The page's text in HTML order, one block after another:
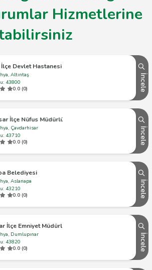
Hizmetlerine
İlçe Devlet Hastanesi
Altıntaş
43800
0.0 (0)
İncele
İlçe Nüfus Müdürlüğü
Çavdarhisar
43710
0.0 (0)
İncele
Belediyesi
Aslanapa
43210
0.0 (0)
İncele
İlçe Emniyet Müdürlüğü
Dumlupınar
43820
0.0 (0)
İncele